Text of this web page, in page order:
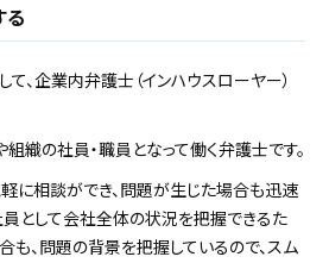
る
、企業内弁護士（インハウスローヤー）
織の社員・職員となって働く弁護士です。
に相談ができ、問題が生じた場合も迅速
として会社全体の状況を把握できるた
も、問題の背景を把握しているので、スム